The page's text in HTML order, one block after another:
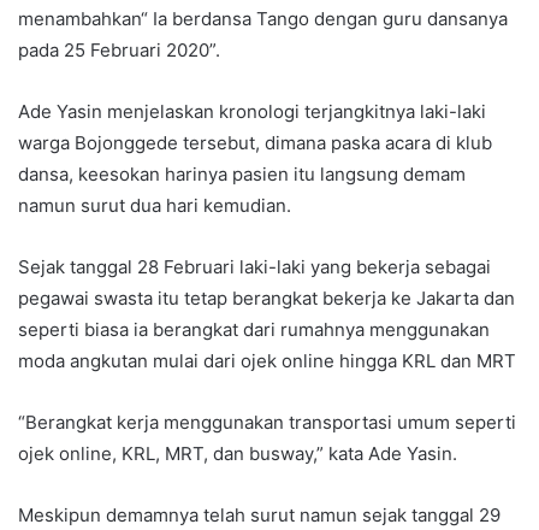
menambahkan“ Ia berdansa Tango dengan guru dansanya
pada 25 Februari 2020”.
Ade Yasin menjelaskan kronologi terjangkitnya laki-laki
warga Bojonggede tersebut, dimana paska acara di klub
dansa, keesokan harinya pasien itu langsung demam
namun surut dua hari kemudian.
Sejak tanggal 28 Februari laki-laki yang bekerja sebagai
pegawai swasta itu tetap berangkat bekerja ke Jakarta dan
seperti biasa ia berangkat dari rumahnya menggunakan
moda angkutan mulai dari ojek online hingga KRL dan MRT
“Berangkat kerja menggunakan transportasi umum seperti
ojek online, KRL, MRT, dan busway,” kata Ade Yasin.
Meskipun demamnya telah surut namun sejak tanggal 29